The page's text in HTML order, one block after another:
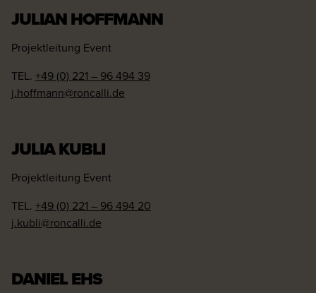
JULIAN HOFFMANN
Projektleitung Event
TEL. +49 (0) 221 – 96 494 39
j.hoffmann@roncalli.de
JULIA KUBLI
Projektleitung Event
TEL. +49 (0) 221 – 96 494 20
j.kubli@roncalli.de
DANIEL EHS